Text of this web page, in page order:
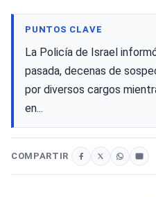
PUNTOS CLAVE
La Policía de Israel
pasada, decenas de
por diversos cargos
en...
COMPARTIR